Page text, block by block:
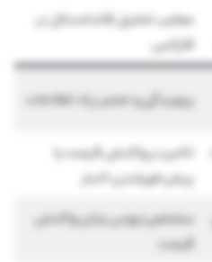
معایب تحلیل فاندامنتال در
فارکس
پیچیدگی و حجم زیاد اطلاعات
تاخیر در واکنش قیمت یا
پیش‌خورشدن اخبار
مشخص‌نبودن زمان واکنش
قیمت